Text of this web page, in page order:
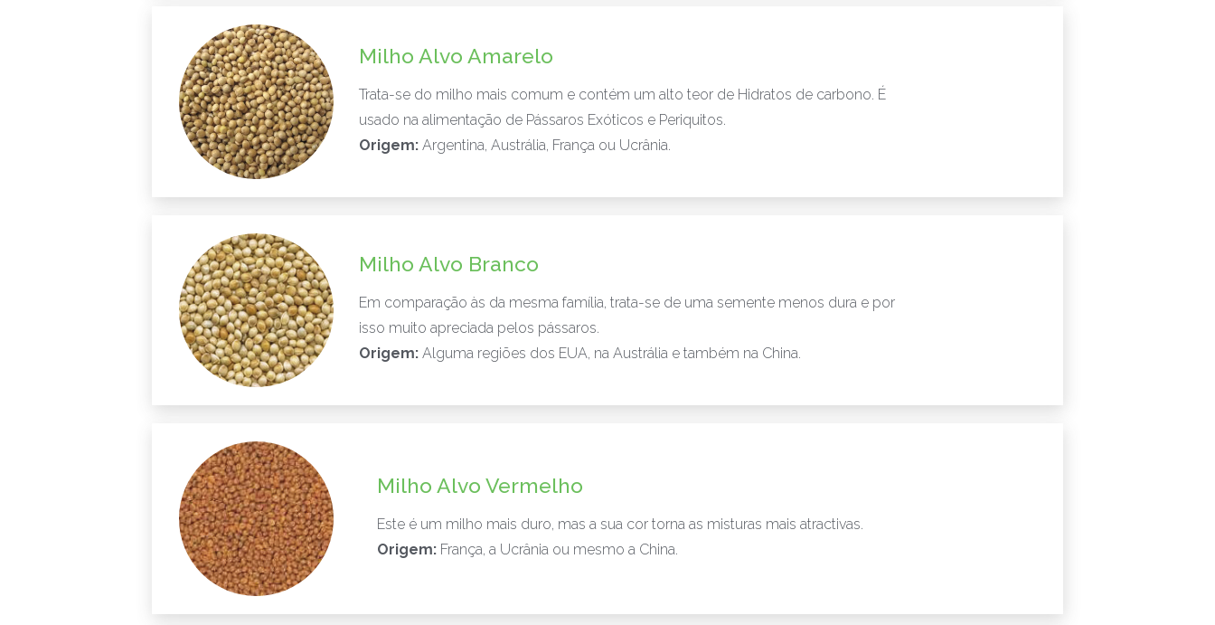
Milho Alvo Amarelo
Trata-se do milho mais comum e contém um alto teor de Hidratos de carbono. É
usado na alimentação de Pássaros Exóticos e Periquitos.
Origem: Argentina, Austrália, França ou Ucrânia.
Milho Alvo Branco
Em comparação às da mesma família, trata-se de uma semente menos dura e por
isso muito apreciada pelos pássaros.
Origem: Alguma regiões dos EUA, na Austrália e também na China.
Milho Alvo Vermelho
Este é um milho mais duro, mas a sua cor torna as misturas mais atractivas.
Origem: França, a Ucrânia ou mesmo a China.